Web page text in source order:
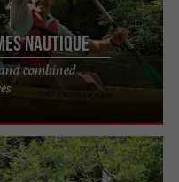
Nautique
combined